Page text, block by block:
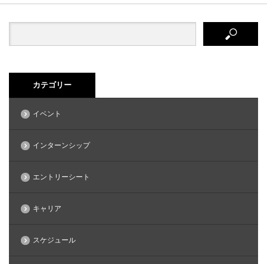
カテゴリー
イベント
インターンシップ
エントリーシート
キャリア
スケジュール